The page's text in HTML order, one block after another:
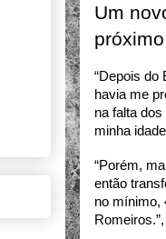
Um
próximo
“Depois do
havia me
na falta
minha
“Porém,
então
no mínimo,